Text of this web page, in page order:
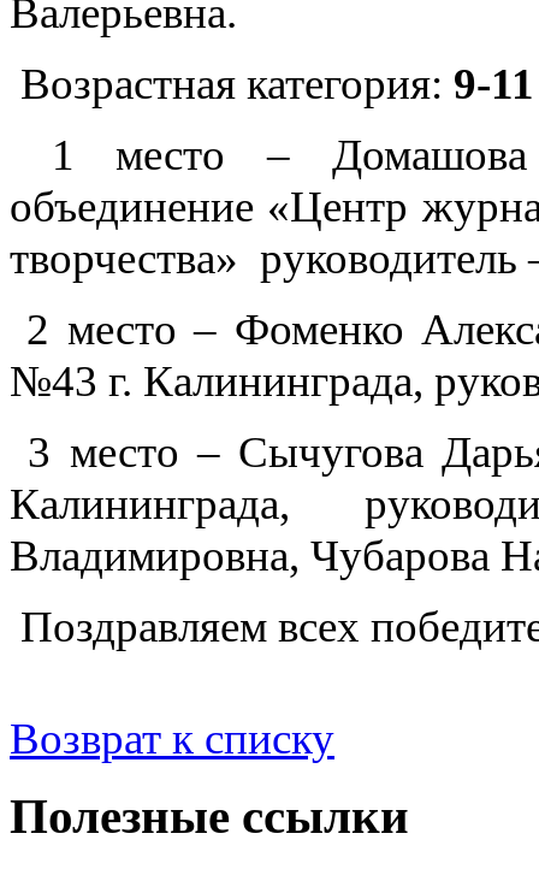
Валерьевна.
Возрастная категория: 9-
1 место – Домашова
объединение «Центр
творчества»
2 место – Фоменко
№43 г. Калининграда,
3 место – Сычугова
Калининграда,
Владимировна, Чубарова
Поздравляем всех
Возврат к списку
Полезные ссылки